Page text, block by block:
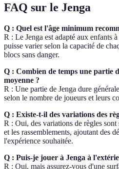
FAQ sur le Jenga
Q : Quel est l'âge minimum
R : Le Jenga est adapté aux enfants
puisse varier selon la capacité de
blocs sans danger.
Q : Combien de temps une partie
moyenne ?
R : Une partie de Jenga dure
selon le nombre de joueurs et leurs
Q : Existe-t-il des variations des
R : Oui, des variations de règles sont
et les rassemblements, ajoutant des
l'expérience souhaitée.
Q : Puis-je jouer à Jenga à
R : Oui, mais assurez-vous d'une